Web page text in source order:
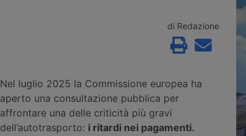
Paese certificato Gold secondo lo
standard Sstpa. La struttura da 74
dell’Unione Europea per
l’ammodernamento di cinque aree di
di Redazione
Nel luglio 2025 la Commissione europea ha
aperto una consultazione pubblica per
affrontare una delle criticità più gravi
dell’autotrasporto: i ritardi nei pagamenti.